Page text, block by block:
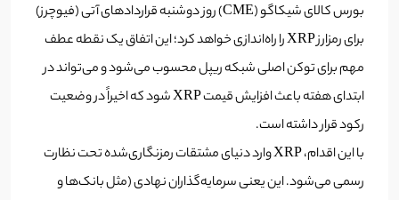
بورس کالای شیکاگو (CME) روز دوشنبه قراردادهای آتی (فیوچرز)
برای رمزارز XRP را راه‌اندازی خواهد کرد؛ این اتفاق یک نقطه عطف
مهم برای توکن اصلی شبکه ریپل محسوب می‌شود و می‌تواند در
ابتدای هفته باعث افزایش قیمت XRP شود که اخیراً در وضعیت
رکود قرار داشته است.
با این اقدام، XRP وارد دنیای مشتقات رمزنگاری‌شده تحت نظارت
رسمی می‌شود. این یعنی سرمایه‌گذاران نهادی (مثل بانک‌ها و